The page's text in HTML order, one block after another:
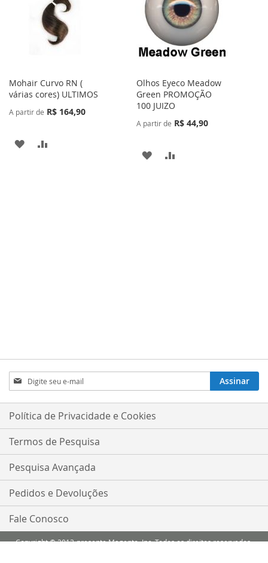
DESEJOS
DE
DESEJOS
Mohair Curvo RN (
várias cores) ULTIMOS
A partir de R$ 164,90
ADICIONAR
Olhos Eyeco Meadow
Green PROMOÇÃO
100 JUIZO
A partir de R$ 44,90
ADICIONAR
Inscreva-
se
na
nossa
Assinar
Política de Privacidade e Cookies
Termos de Pesquisa
Pesquisa Avançada
Pedidos e Devoluções
Fale Conosco
Copyright © 2013-presente Magento, Inc. Todos os direitos reservados.